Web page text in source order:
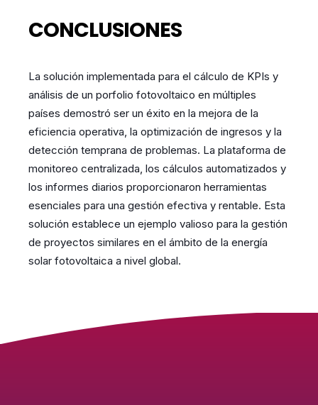
CONCLUSIONES
La solución implementada para el cálculo de KPIs y
análisis de un porfolio fotovoltaico en múltiples
países demostró ser un éxito en la mejora de la
eficiencia operativa, la optimización de ingresos y la
detección temprana de problemas. La plataforma de
monitoreo centralizada, los cálculos automatizados y
los informes diarios proporcionaron herramientas
esenciales para una gestión efectiva y rentable. Esta
solución establece un ejemplo valioso para la gestión
de proyectos similares en el ámbito de la energía
solar fotovoltaica a nivel global.